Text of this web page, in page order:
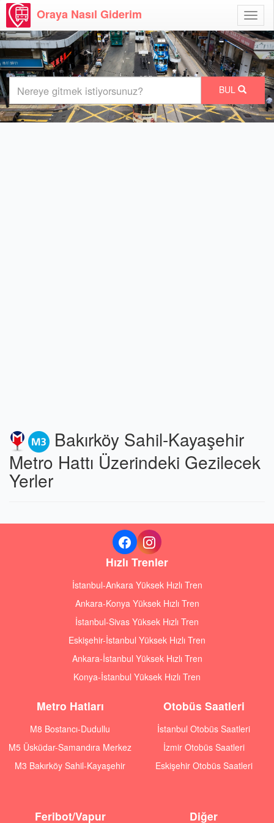
Aç
Oraya Nasıl Giderim
BUL
Bakırköy Sahil-Kayaşehir
Metro Hattı Üzerindeki Gezilecek
Yerler
Hızlı Trenler
İstanbul-Ankara Yüksek Hızlı Tren
Ankara-Konya Yüksek Hızlı Tren
İstanbul-Sivas Yüksek Hızlı Tren
Eskişehir-İstanbul Yüksek Hızlı Tren
Ankara-İstanbul Yüksek Hızlı Tren
Konya-İstanbul Yüksek Hızlı Tren
Metro Hatları
M8 Bostancı-Dudullu
M5 Üsküdar-Samandıra Merkez
M3 Bakırköy Sahil-Kayaşehir
Otobüs Saatleri
İstanbul Otobüs Saatleri
İzmir Otobüs Saatleri
Eskişehir Otobüs Saatleri
Feribot/Vapur Diğer